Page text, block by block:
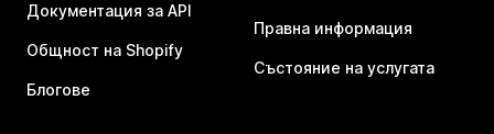
Документация за API
Общност на Shopify
Блогове
Правна информация
Състояние на услугата